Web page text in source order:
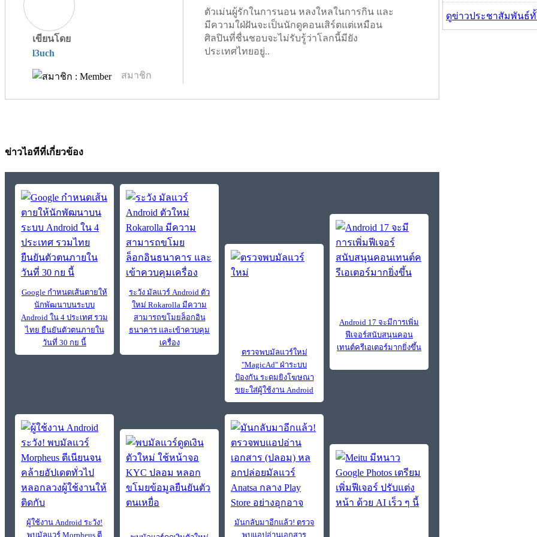
เขียนโดย
l3uch
สมาชิก
ตัวเม่นผู้รักในการนอน หลงใหลในการกิน และ
มีความใฝ่ฝันจะเป็นนักดูคอนเสิร์ตแต่เหมือน
ศิลปินที่ชื่นชอบจะไม่รับรู้ว่าโลกนี้มียัง
ประเทศไทยอยู่..
ข่าวไอทีที่เกี่ยวข้อง
Google กำหนดเส้นตายให้
นักพัฒนาบนระบบ
Android ใน 4 ประเทศ รวม
ไทย ยืนยันตัวตนภายใน
วันที่ 30 กย นี้
ระวัง มัลแวร์ Android ตัว
ใหม่ Rokarolla มีความ
สามารถขโมยล็อกอิน
ธนาคาร และเข้าควบคุม
เครื่อง
ตรวจพบมัลแวร์ใหม่
"MagicAd" ฝ่าระบบ
ป้องกัน ระดมยิงโฆษณา
ขยะใส่ผู้ใช้งาน Android
Android 17 จะมีการเพิ่ม
ฟีเจอร์สนับสนุนคอน
เทนต์ครีเอเตอร์มากยิ่งขึ้น
ผู้ใช้งาน Android ระวัง!
พบมัลแวร์ Morpheus ตี
มันกลับมาอีกแล้ว! ตรวจ
พบแอปอ่านเอกสาร
ดูข่าวประชาสัมพันธ์